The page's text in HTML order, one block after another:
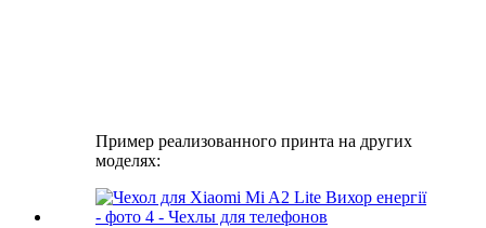
Пример реализованного принта на других
моделях: